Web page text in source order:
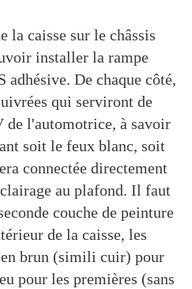
la caisse sur le châssis
installer la rampe
adhésive. De chaque côté,
qui serviront de
de l'automotrice, à savoir
soit le feux blanc, soit
connectée directement
au plafond. Il faut
couche de peinture
de la caisse, les
brun (simili cuir) pour
pour les premières (sans